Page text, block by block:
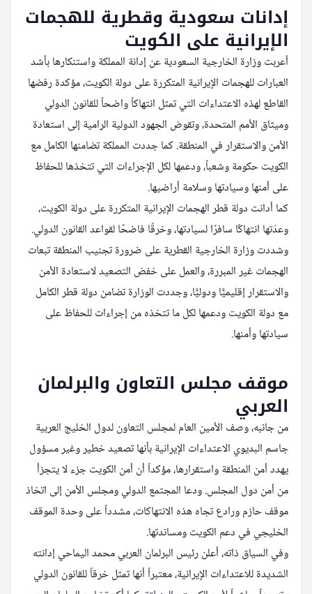
إدانات سعودية وقطرية للهجمات
الإيرانية على الكويت
أعربت وزارة الخارجية السعودية عن إدانة المملكة واستنكارها بأشد
العبارات للهجمات الإيرانية المتكررة على دولة الكويت، مؤكدة رفضها
القاطع لهذه الاعتداءات التي تمثل انتهاكاً واضحاً للقانون الدولي
وميثاق الأمم المتحدة، وتقوض الجهود الدولية الرامية إلى استعادة
الأمن والاستقرار في المنطقة. كما جددت المملكة تضامنها الكامل مع
الكويت حكومة وشعباً، ودعمها لكل الإجراءات التي تتخذها للحفاظ
على أمنها وسيادتها وسلامة أراضيها.
كما أدانت دولة قطر الهجمات الإيرانية المتكررة على دولة الكويت،
وعدّتها انتهاكًا سافرًا لسيادتها، وخرقًا فاضحًا لقواعد القانون الدولي.
وشددت وزارة الخارجية القطرية على ضرورة تجنيب المنطقة تبعات
الهجمات غير المبررة، والعمل على خفض التصعيد لاستعادة الأمن
والاستقرار إقليميًّا ودوليًّا، وجددت الوزارة تضامن دولة قطر الكامل
مع دولة الكويت ودعمها لكل ما تتخذه من إجراءات للحفاظ على
سيادتها وأمنها.
موقف مجلس التعاون والبرلمان
العربي
من جانبه، وصف الأمين العام لمجلس التعاون لدول الخليج العربية
جاسم البديوي الاعتداءات الإيرانية بأنها تصعيد خطير وغير مسؤول
يهدد أمن المنطقة واستقرارها، مؤكداً أن أمن الكويت جزء لا يتجزأ
من أمن دول المجلس. ودعا المجتمع الدولي ومجلس الأمن إلى اتخاذ
موقف حازم ورادع تجاه هذه الانتهاكات، مشدداً على وحدة الموقف
الخليجي في دعم الكويت ومساندتها.
وفي السياق ذاته، أعلن رئيس البرلمان العربي محمد اليماحي إدانته
الشديدة للاعتداءات الإيرانية، معتبراً أنها تمثل خرقاً للقانون الدولي